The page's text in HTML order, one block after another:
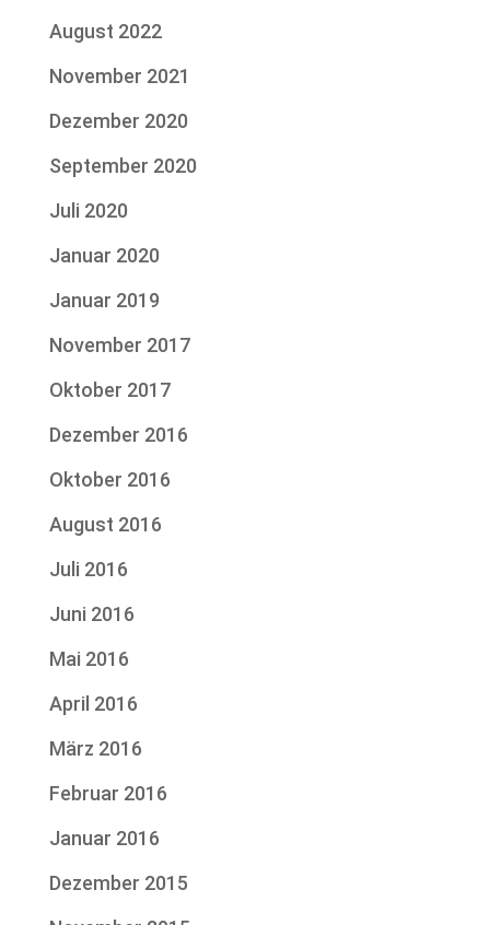
August 2022
November 2021
Dezember 2020
September 2020
Juli 2020
Januar 2020
Januar 2019
November 2017
Oktober 2017
Dezember 2016
Oktober 2016
August 2016
Juli 2016
Juni 2016
Mai 2016
April 2016
März 2016
Februar 2016
Januar 2016
Dezember 2015